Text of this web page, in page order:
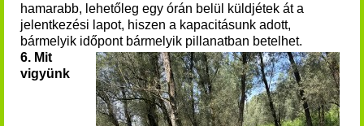
hamarabb, lehetőleg egy órán belül küldjétek át a
jelentkezési lapot, hiszen a kapacitásunk adott,
bármelyik időpont bármelyik pillanatban betelhet.
6. Mit
vigyünk